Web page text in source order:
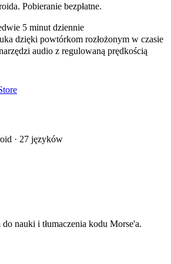
Pobieranie bezpłatne.
5 minut dziennie
dzięki powtórkom rozłożonym w czasie
audio z regulowaną prędkością
· 27 języków
nauki i tłumaczenia kodu Morse'a.